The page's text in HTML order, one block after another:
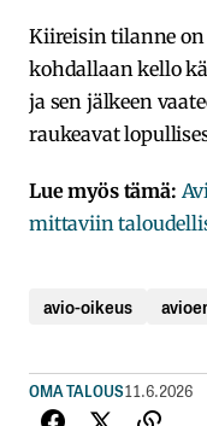
Kiireisin tilanne
kohdallaan kello
ja sen jälkeen
raukeavat
Lue myös tämä:
mittaviin
avio-oikeus
OMA TALOUS11.6.2026